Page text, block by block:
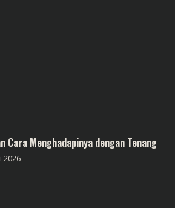
Cara Menghadapinya dengan Tenang
2026